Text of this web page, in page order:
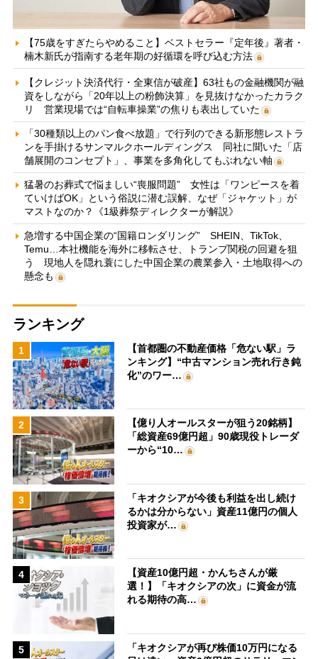
【75歳をすぎたらやめること】ベストセラー『定年後』著者・
楠木新氏が指南する老年期の好循環を呼び込む方法
【クレジット決済代行・全東信が破産】63社もの金融機関が融
資をしながら「20年以上の粉飾決算」を見抜けなかったカラク
リ 営業現場では“自転車操業”の焦りも表出していた
「30種類以上のパン食べ放題」で行列のできる新形態レストラ
ンを手掛けるサンマルクホールディングス 同社に聞いた「店
舗展開のコンセプト」、事業を多角化してもぶれない軸
猛暑のお葬式で悩ましい“喪服問題” 女性は「ワンピースを着
ていけばOK」という俗説に潜む誤解、なぜ「ジャケット」が
マストなのか？《1級葬祭ディレクターが解説》
急増する中国企業の“国籍ロンダリング” SHEIN、TikTok、
Temu…本社機能を海外に移転させ、トランプ関税の回避を狙
う 現地人を隠れ蓑にした中国企業の農業参入・土地取得への
懸念も
ランキング
1
【首都圏の不動産価格「危ない駅」ラ
ンキング】“中古マンション売れ行き鈍
化”のワー…
2
【億り人オールスターが狙う20銘柄】
「総資産69億円超」90歳現役トレーダ
ーから“10…
3
「キオクシアが今後も利益を出し続け
るかは分からない」資産11億円の個人
投資家が…
4
【資産10億円超・かんちさんが厳
選！】「キオクシアの次」に資金が流
れる期待の高…
5
「キオクシアが再び株価10万円になる